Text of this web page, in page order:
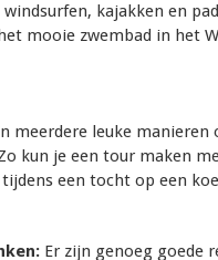
windsurfen, kajakken en
mooie zwembad in het
meerdere leuke manieren
kun je een tour maken
een tocht op een
Er zijn genoeg goede